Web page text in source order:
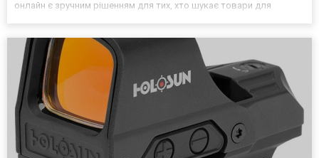
онлайн є зручним рішенням для тих, хто шукає товари для
спортивного о...